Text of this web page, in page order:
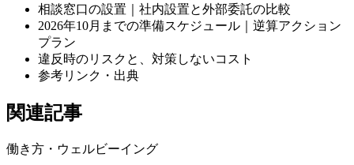
相談窓口の設置｜社内設置と外部委託の比較
2026年10月までの準備スケジュール｜逆算アクション
プラン
違反時のリスクと、対策しないコスト
参考リンク・出典
関連記事
働き方・ウェルビーイング